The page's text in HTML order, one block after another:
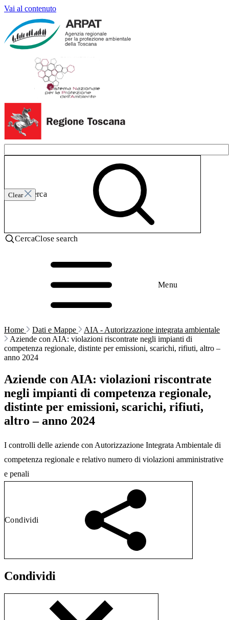
Vai al contenuto
Clear
Invia ricerca
CercaClose search
Menu
Home Dati e Mappe
AIA - Autorizzazione integrata ambientale
Aziende con AIA: violazioni riscontrate negli impianti di
competenza regionale, distinte per emissioni, scarichi, rifiuti, altro –
anno 2024
Aziende con AIA: violazioni riscontrate
negli impianti di competenza regionale,
distinte per emissioni, scarichi, rifiuti,
altro – anno 2024
I controlli delle aziende con Autorizzazione Integrata Ambientale di
competenza regionale e relativo numero di violazioni amministrative
e penali
Condividi
Condividi